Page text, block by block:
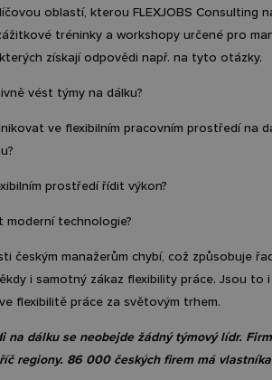
oblastí, kterou FLEXJOBS Consulting
tréninky a workshopy určené pro
získají odpovědi např. na tyto otázky.
vést týmy na dálku?
ve flexibilním pracovním prostředí na
prostředí řídit výkon?
moderní technologie?
českým manažerům chybí, což způsobuje
i samotný zákaz flexibility práce. Jsou to
flexibilitě práce za světovým trhem.
na dálku se neobejde žádný týmový lídr.
regiony. 86 000 českých firem má